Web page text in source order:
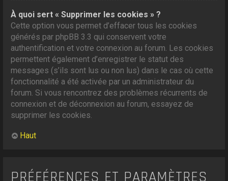
À quoi sert « Supprimer les cookies » ?
Cette option vous permet d’effacer tous les cookies
générés par phpBB 3.3 qui conservent votre
authentification et votre connexion au forum. Les cookies
permettent également d’enregistrer le statut des
messages (s’ils sont lus ou non lus) dans le cas où cette
fonctionnalité a été activée par un administrateur du
forum. Si vous rencontrez des problèmes récurrents de
connexion et de déconnexion au forum, essayez de
supprimer les cookies.
Haut